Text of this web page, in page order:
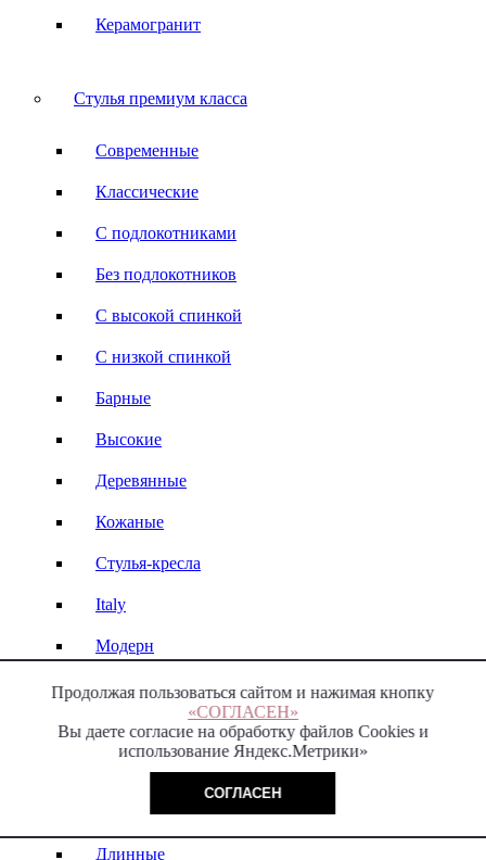
Продолжая пользоваться сайтом и нажимая кнопку
«СОГЛАСЕН»
Вы даете согласие на обработку файлов Cookies и
использование Яндекс.Метрики»
СОГЛАСЕН
Керамогранит
Стулья премиум класса
Современные
Классические
С подлокотниками
Без подлокотников
С высокой спинкой
С низкой спинкой
Барные
Высокие
Деревянные
Кожаные
Стулья-кресла
Italy
Модерн
Пуфы и банкетки
Современные
Классические
Длинные